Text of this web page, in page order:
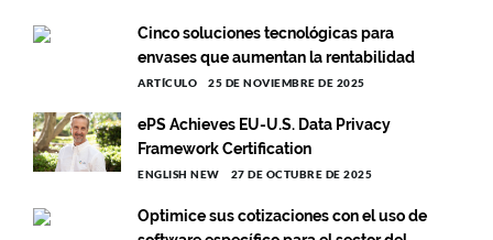
Cinco soluciones tecnológicas para
envases que aumentan la rentabilidad
ARTÍCULO 25 DE NOVIEMBRE DE 2025
ePS Achieves EU-U.S. Data Privacy
Framework Certification
ENGLISH NEW 27 DE OCTUBRE DE 2025
Optimice sus cotizaciones con el uso de